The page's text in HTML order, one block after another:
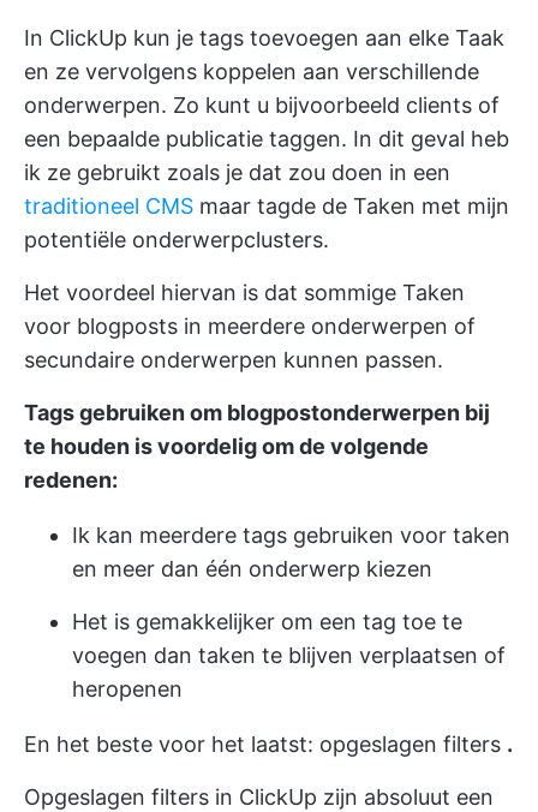
In ClickUp kun je tags toevoegen aan elke Taak
en ze vervolgens koppelen aan verschillende
onderwerpen. Zo kunt u bijvoorbeeld clients of
een bepaalde publicatie taggen. In dit geval heb
ik ze gebruikt zoals je dat zou doen in een
traditioneel CMS maar tagde de Taken met mijn
potentiële onderwerpclusters.
Het voordeel hiervan is dat sommige Taken
voor blogposts in meerdere onderwerpen of
secundaire onderwerpen kunnen passen.
Tags gebruiken om blogpostonderwerpen bij
te houden is voordelig om de volgende
redenen:
Ik kan meerdere tags gebruiken voor taken
en meer dan één onderwerp kiezen
Het is gemakkelijker om een tag toe te
voegen dan taken te blijven verplaatsen of
heropenen
En het beste voor het laatst: opgeslagen filters .
Opgeslagen filters in ClickUp zijn absoluut een